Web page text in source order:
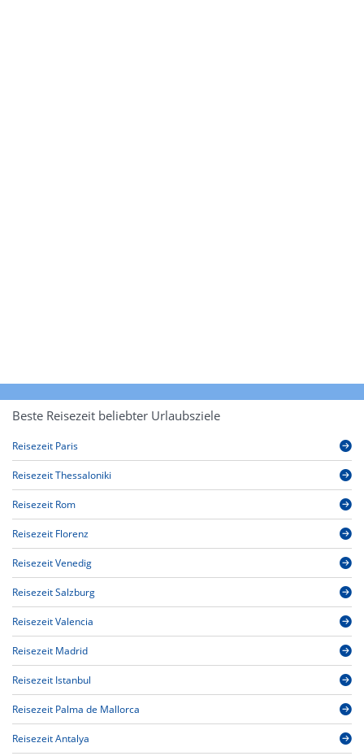
Beste Reisezeit beliebter Urlaubsziele
Reisezeit Paris
Reisezeit Thessaloniki
Reisezeit Rom
Reisezeit Florenz
Reisezeit Venedig
Reisezeit Salzburg
Reisezeit Valencia
Reisezeit Madrid
Reisezeit Istanbul
Reisezeit Palma de Mallorca
Reisezeit Antalya